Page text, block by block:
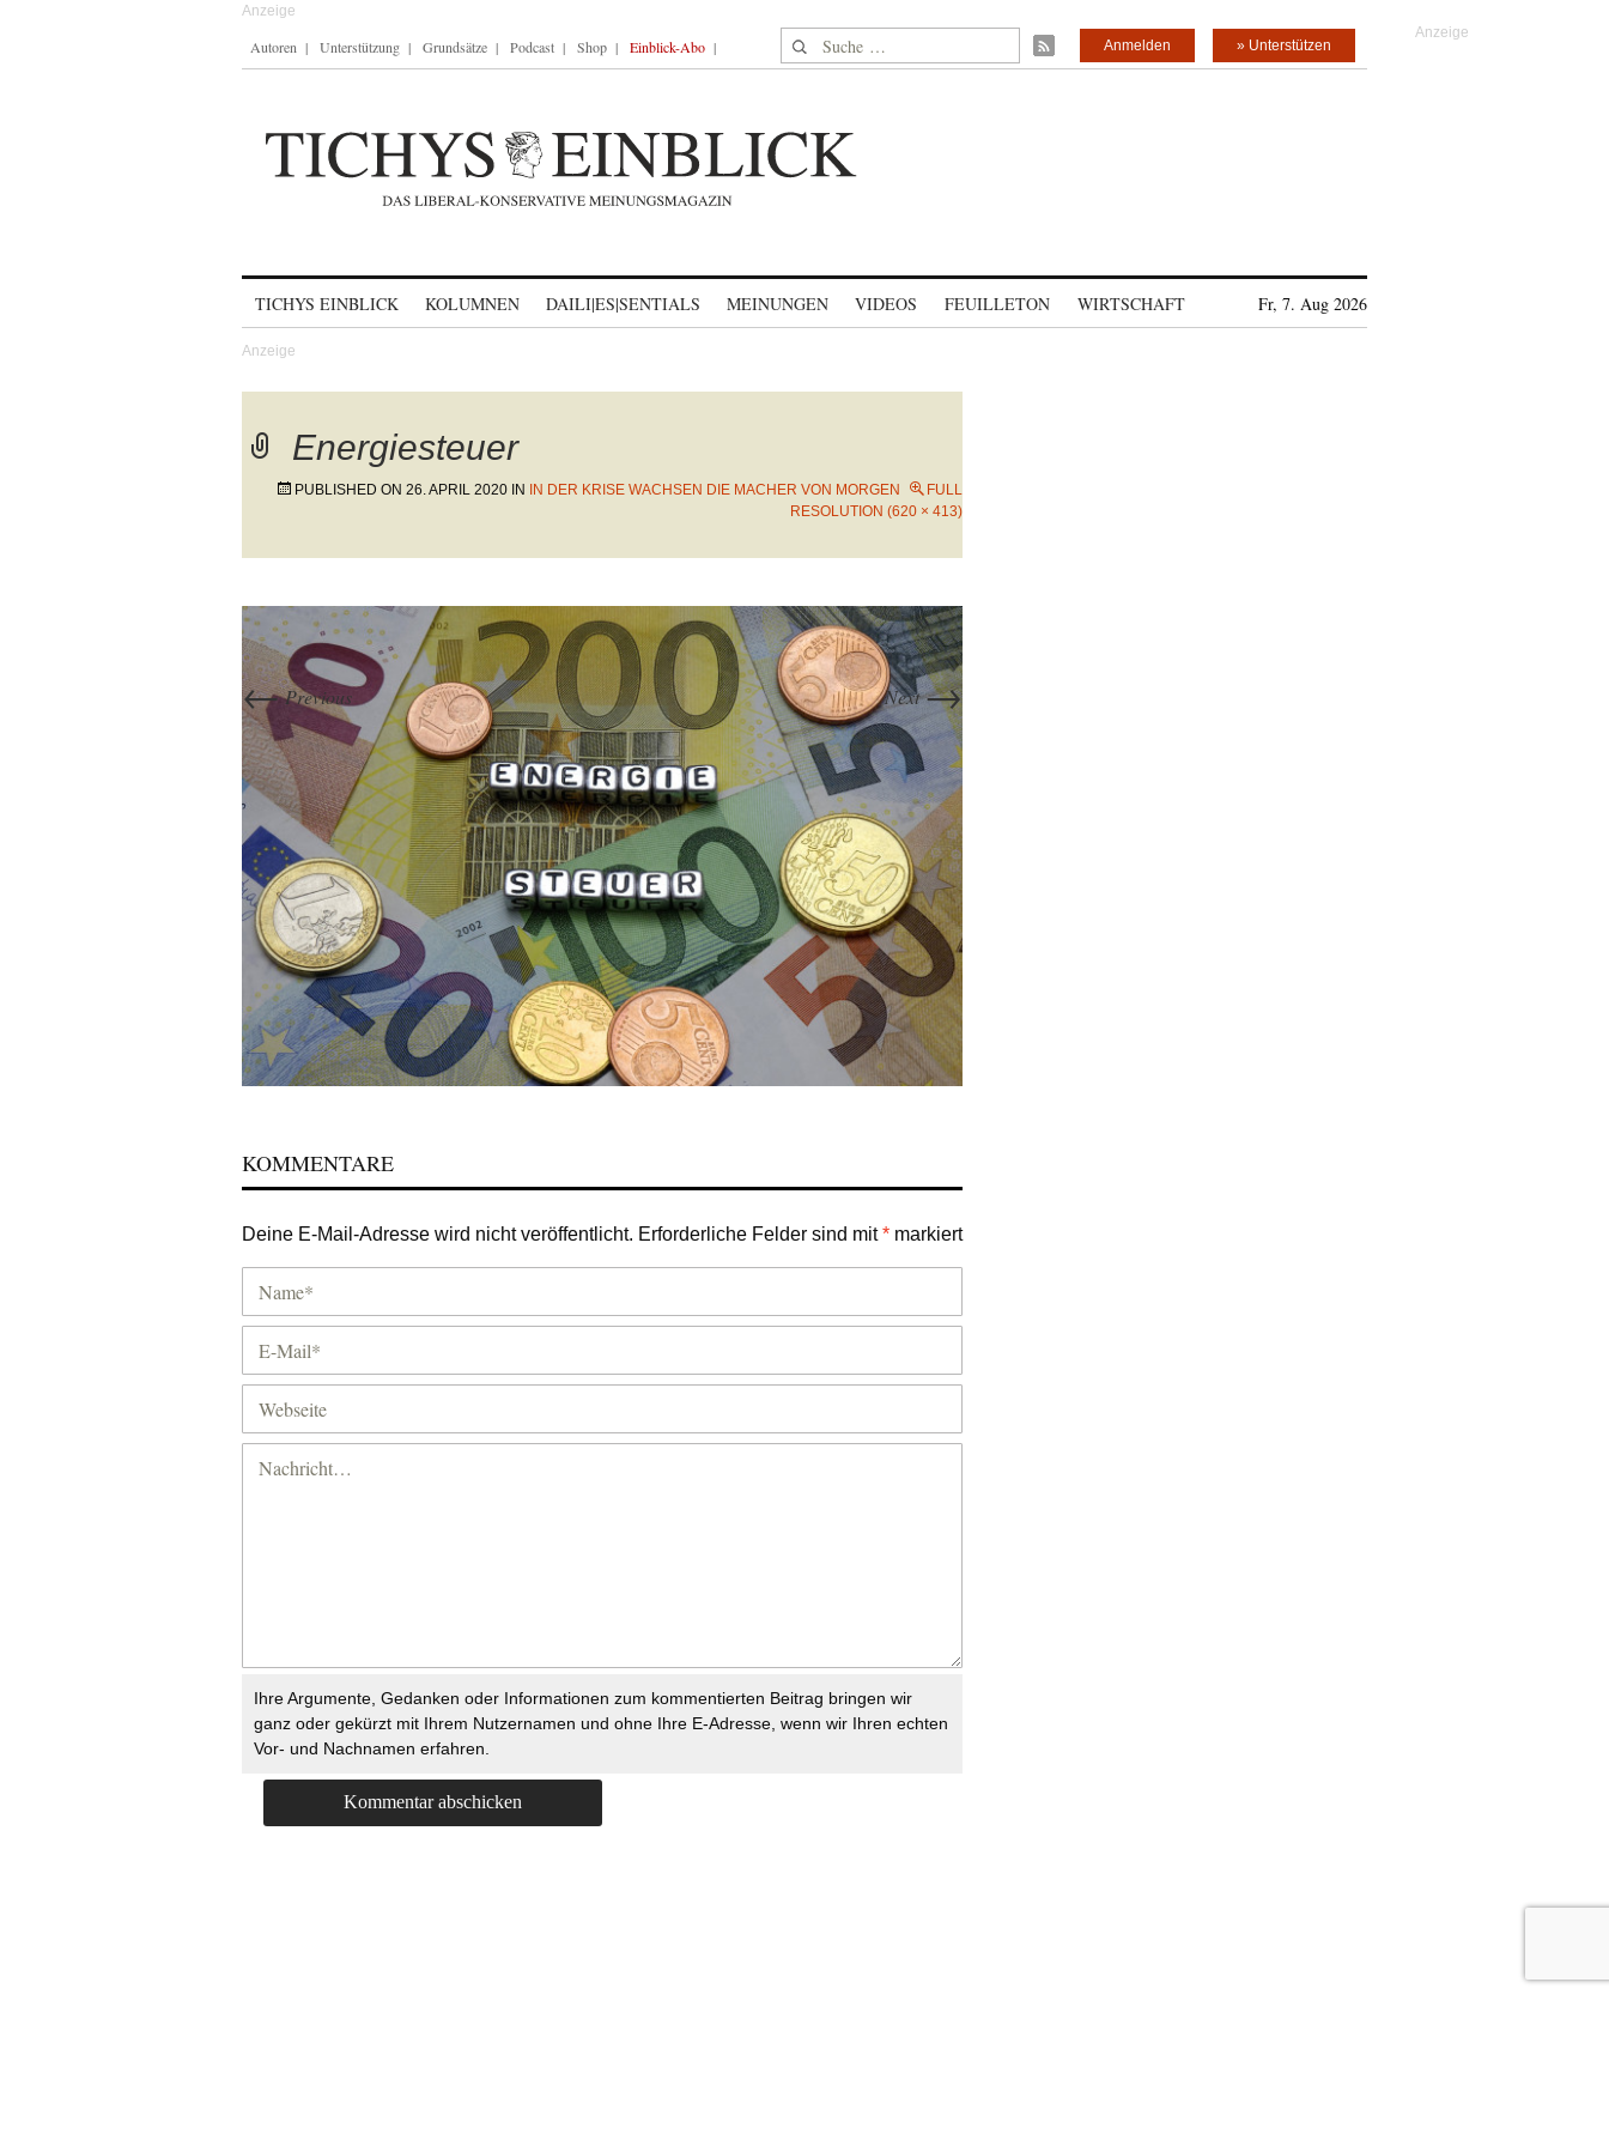
Autoren Unterstützung Grundsätze Podcast Shop Einblick-Abo Suche nach: » Unterstützen
Anmelden
TICHYS EINBLICK KOLUMNEN DAILI|ES|SENTIALS MEINUNGEN VIDEOS FEUILLETON WIRTSCHAFT Fr, 7. Aug 2026
Energiesteuer
PUBLISHED ON 26. APRIL 2020 IN IN DER KRISE WACHSEN DIE MACHER VON MORGEN
FULL
RESOLUTION (620 × 413)
←Previous Next→
KOMMENTARE
Deine E-Mail-Adresse wird nicht veröffentlicht. Erforderliche Felder sind mit* markiert
Ihre Argumente, Gedanken oder Informationen zum kommentierten Beitrag bringen wir
ganz oder gekürzt mit Ihrem Nutzernamen und ohne Ihre E-Adresse, wenn wir Ihren echten
Vor- und Nachnamen erfahren.